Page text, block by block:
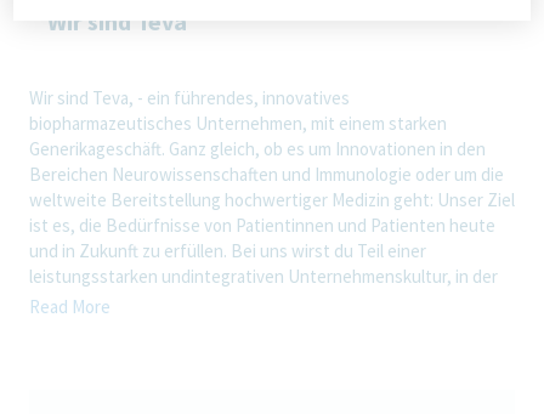
Wir sind Teva
Wir sind Teva, - ein führendes, innovatives
biopharmazeutisches Unternehmen, mit einem starken
Generikageschäft. Ganz gleich, ob es um Innovationen in den
Bereichen Neurowissenschaften und Immunologie oder um die
weltweite Bereitstellung hochwertiger Medizin geht: Unser Ziel
ist es, die Bedürfnisse von Patientinnen und Patienten heute
und in Zukunft zu erfüllen. Bei uns wirst du Teil einer
leistungsstarken undintegrativen Unternehmenskultur, in der
frisches Denken und Zusammenarbeit großgeschrieben
Read More